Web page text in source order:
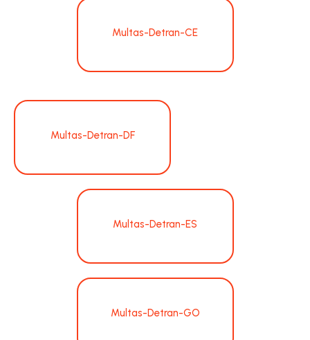
Multas-Detran-CE
Multas-Detran-DF
Multas-Detran-ES
Multas-Detran-GO